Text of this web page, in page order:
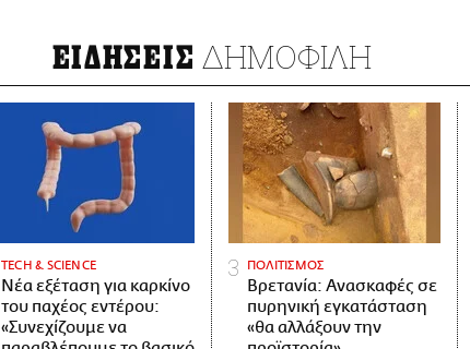
ΕΙΔΗΣΕΙΣ ΔΗΜΟΦΙΛΗ
ΤECH & SCIENCE
Νέα εξέταση για καρκίνο
του παχέος εντέρου:
«Συνεχίζουμε να
ΠΟΛΙΤΙΣΜΟΣ
Βρετανία: Ανασκαφές σε
πυρηνική εγκατάσταση
«θα αλλάξουν την